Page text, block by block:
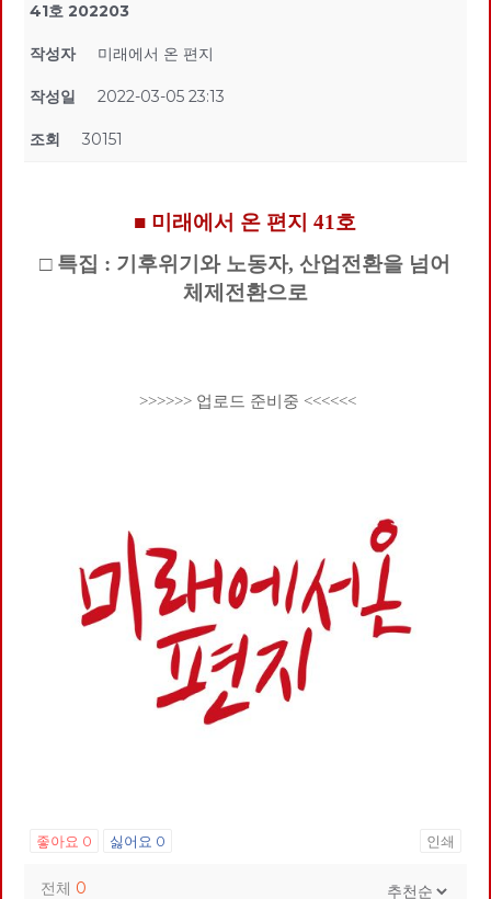
41호 202203
작성자 미래에서 온 편지
작성일 2022-03-05 23:13
조회 30151
■ 미래에서 온 편지 41호
□ 특집 : 기후위기와 노동자, 산업전환을 넘어
체제전환으로
>>>>>> 업로드 준비중 <<<<<<
좋아요 0 싫어요 0 인쇄
전체 0